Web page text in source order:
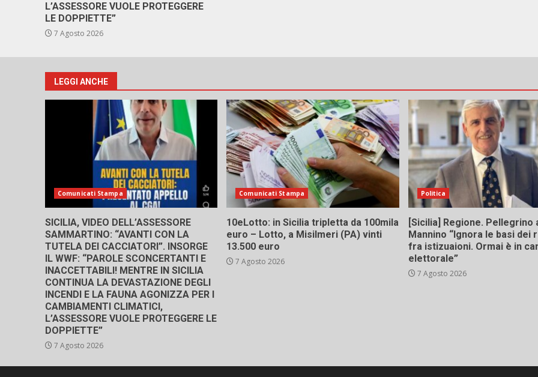
L’ASSESSORE VUOLE PROTEGGERE
LE DOPPIETTE”
7 Agosto 2026
LEGGI ANCHE
Comunicati Stampa
SICILIA, VIDEO DELL’ASSESSORE
SAMMARTINO: “AVANTI CON LA
TUTELA DEI CACCIATORI”. INSORGE
IL WWF: “PAROLE SCONCERTANTI E
INACCETTABILI! MENTRE IN SICILIA
CONTINUA LA DEVASTAZIONE DEGLI
INCENDI E LA FAUNA AGONIZZA PER I
CAMBIAMENTI CLIMATICI,
L’ASSESSORE VUOLE PROTEGGERE LE
DOPPIETTE”
7 Agosto 2026
Comunicati Stampa
10eLotto: in Sicilia tripletta da 100mila
euro – Lotto, a Misilmeri (PA) vinti
13.500 euro
7 Agosto 2026
Politica
[Sicilia] Regione. Pellegrino
Mannino “Ignora le basi dei
fra istizuaioni. Ormai è in
elettorale”
7 Agosto 2026